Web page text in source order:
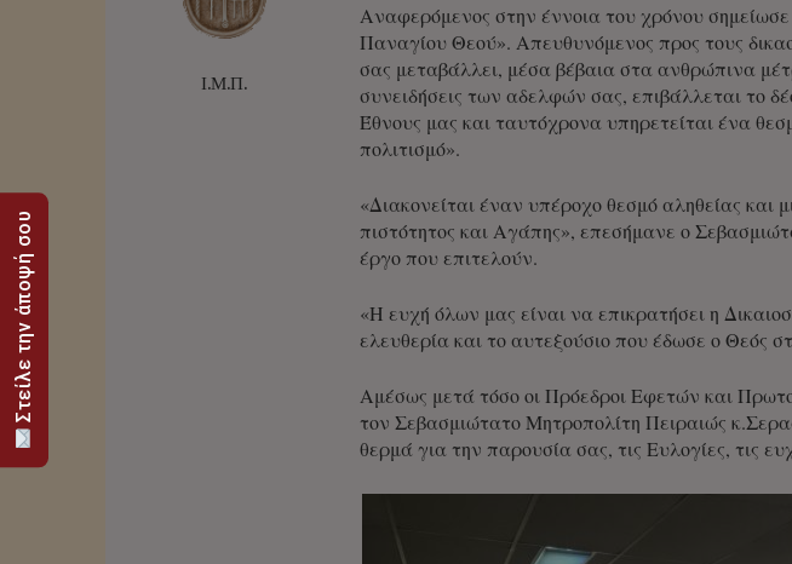
Ι.Μ.Π.
Αναφερόμενος στην έννοια του χρόνου
Παναγίου Θεού». Απευθυνόμενος προς τους
σας μεταβάλλει, μέσα βέβαια στα ανθρώπινα
συνειδήσεις των αδελφών σας, επιβάλλεται το
Έθνους μας και ταυτόχρονα υπηρετείται ένα
πολιτισμό».
«Διακονείται έναν υπέροχο θεσμό αληθείας και
πιστότητος και Αγάπης», επεσήμανε ο
έργο που επιτελούν.
«Η ευχή όλων μας είναι να επικρατήσει η
ελευθερία και το αυτεξούσιο που έδωσε ο Θεός
Αμέσως μετά τόσο οι Πρόεδροι Εφετών και
τον Σεβασμιώτατο Μητροπολίτη Πειραιώς
θερμά για την παρουσία σας, τις Ευλογίες, τις
Στείλε την άποψή σου